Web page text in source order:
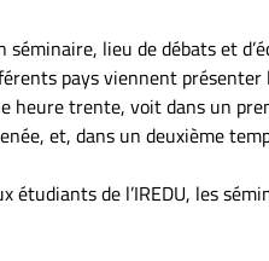
séminaire, lieu de débats et
pays viennent
heure trente, voit dans un
et, dans un deuxième
étudiants de l’IREDU, les